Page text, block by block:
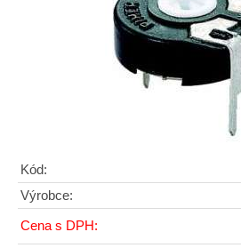
Kód:
Výrobce:
Cena s DPH: